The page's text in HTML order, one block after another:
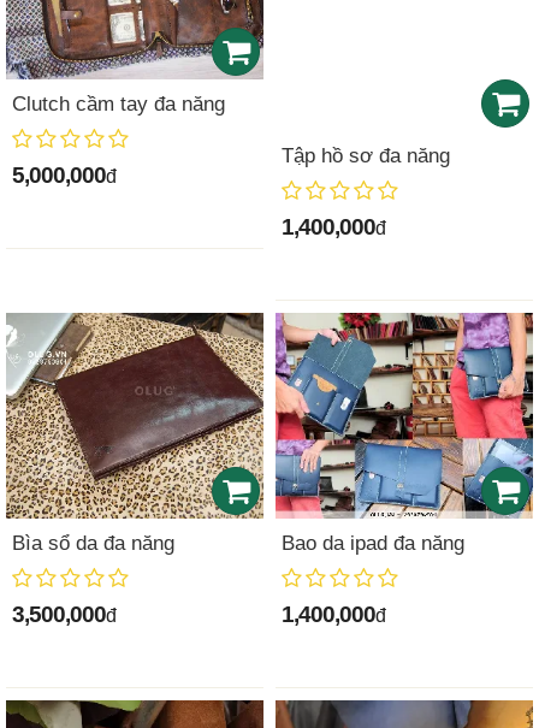
Clutch cầm tay đa năng
5,000,000đ
Tập hồ sơ đa năng
1,400,000đ
Bìa sổ da đa năng
3,500,000đ
Bao da ipad đa năng
1,400,000đ